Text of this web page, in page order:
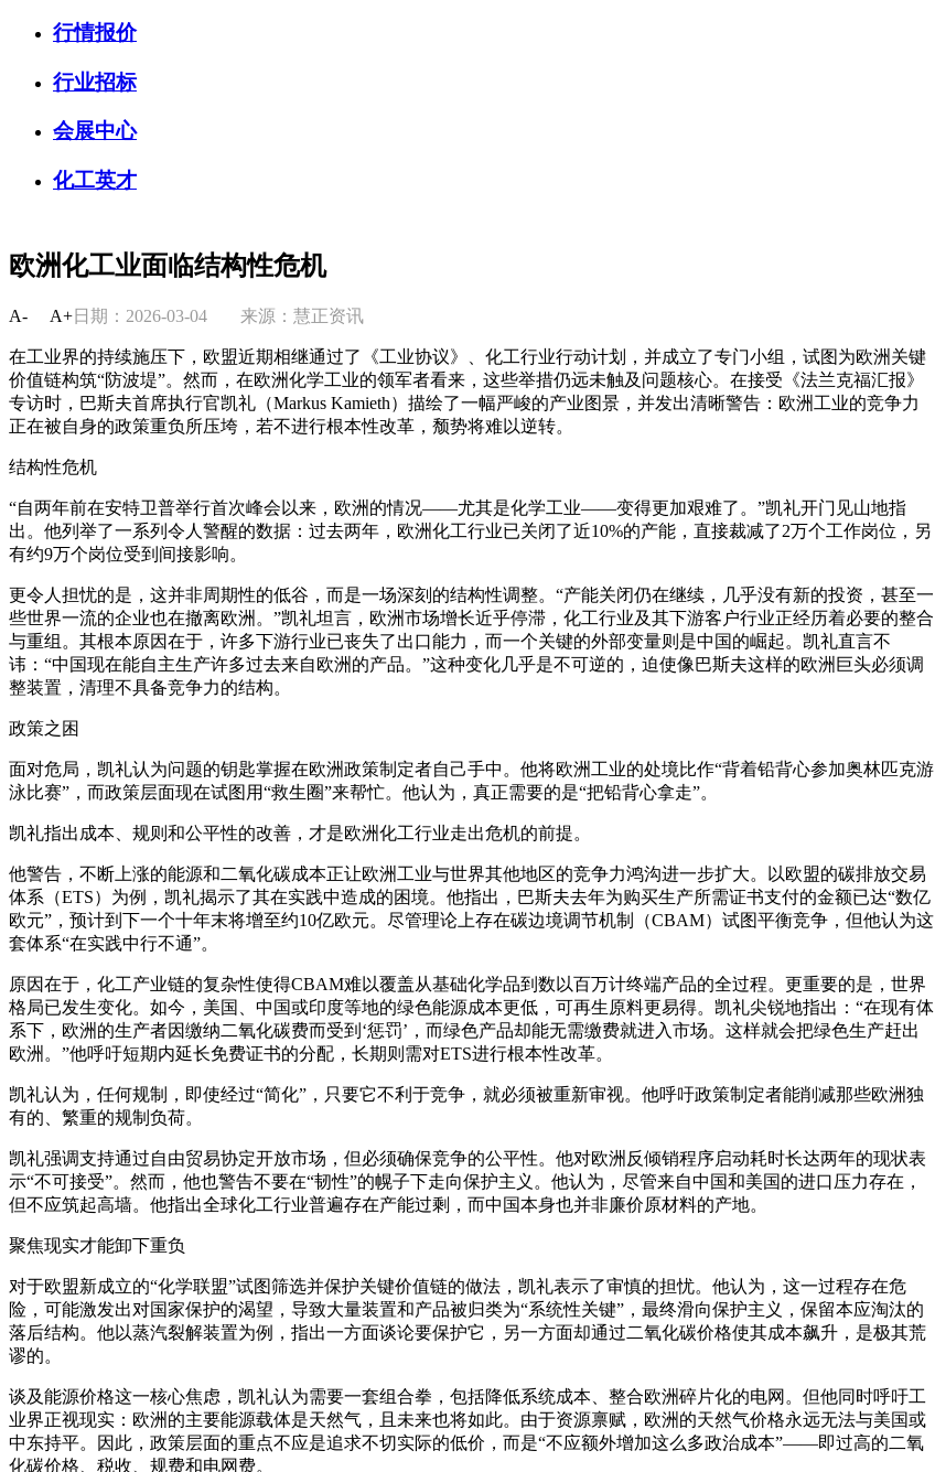
行情报价
行业招标
会展中心
化工英才
欧洲化工业面临结构性危机
A- A+日期：2026-03-04 来源：慧正资讯
在工业界的持续施压下，欧盟近期相继通过了《工业协议》、化工行业行动计划，并成立了专门小组，试图为欧洲关键
价值链构筑“防波堤”。然而，在欧洲化学工业的领军者看来，这些举措仍远未触及问题核心。在接受《法兰克福汇报》
专访时，巴斯夫首席执行官凯礼（Markus Kamieth）描绘了一幅严峻的产业图景，并发出清晰警告：欧洲工业的竞争力
正在被自身的政策重负所压垮，若不进行根本性改革，颓势将难以逆转。
结构性危机
“自两年前在安特卫普举行首次峰会以来，欧洲的情况——尤其是化学工业——变得更加艰难了。”凯礼开门见山地指
出。他列举了一系列令人警醒的数据：过去两年，欧洲化工行业已关闭了近10%的产能，直接裁减了2万个工作岗位，另
有约9万个岗位受到间接影响。
更令人担忧的是，这并非周期性的低谷，而是一场深刻的结构性调整。“产能关闭仍在继续，几乎没有新的投资，甚至一
些世界一流的企业也在撤离欧洲。”凯礼坦言，欧洲市场增长近乎停滞，化工行业及其下游客户行业正经历着必要的整合
与重组。其根本原因在于，许多下游行业已丧失了出口能力，而一个关键的外部变量则是中国的崛起。凯礼直言不
讳：“中国现在能自主生产许多过去来自欧洲的产品。”这种变化几乎是不可逆的，迫使像巴斯夫这样的欧洲巨头必须调
整装置，清理不具备竞争力的结构。
政策之困
面对危局，凯礼认为问题的钥匙掌握在欧洲政策制定者自己手中。他将欧洲工业的处境比作“背着铅背心参加奥林匹克游
泳比赛”，而政策层面现在试图用“救生圈”来帮忙。他认为，真正需要的是“把铅背心拿走”。
凯礼指出成本、规则和公平性的改善，才是欧洲化工行业走出危机的前提。
他警告，不断上涨的能源和二氧化碳成本正让欧洲工业与世界其他地区的竞争力鸿沟进一步扩大。以欧盟的碳排放交易
体系（ETS）为例，凯礼揭示了其在实践中造成的困境。他指出，巴斯夫去年为购买生产所需证书支付的金额已达“数亿
欧元”，预计到下一个十年末将增至约10亿欧元。尽管理论上存在碳边境调节机制（CBAM）试图平衡竞争，但他认为这
套体系“在实践中行不通”。
原因在于，化工产业链的复杂性使得CBAM难以覆盖从基础化学品到数以百万计终端产品的全过程。更重要的是，世界
格局已发生变化。如今，美国、中国或印度等地的绿色能源成本更低，可再生原料更易得。凯礼尖锐地指出：“在现有体
系下，欧洲的生产者因缴纳二氧化碳费而受到‘惩罚’，而绿色产品却能无需缴费就进入市场。这样就会把绿色生产赶出
欧洲。”他呼吁短期内延长免费证书的分配，长期则需对ETS进行根本性改革。
凯礼认为，任何规制，即使经过“简化”，只要它不利于竞争，就必须被重新审视。他呼吁政策制定者能削减那些欧洲独
有的、繁重的规制负荷。
凯礼强调支持通过自由贸易协定开放市场，但必须确保竞争的公平性。他对欧洲反倾销程序启动耗时长达两年的现状表
示“不可接受”。然而，他也警告不要在“韧性”的幌子下走向保护主义。他认为，尽管来自中国和美国的进口压力存在，
但不应筑起高墙。他指出全球化工行业普遍存在产能过剩，而中国本身也并非廉价原材料的产地。
聚焦现实才能卸下重负
对于欧盟新成立的“化学联盟”试图筛选并保护关键价值链的做法，凯礼表示了审慎的担忧。他认为，这一过程存在危
险，可能激发出对国家保护的渴望，导致大量装置和产品被归类为“系统性关键”，最终滑向保护主义，保留本应淘汰的
落后结构。他以蒸汽裂解装置为例，指出一方面谈论要保护它，另一方面却通过二氧化碳价格使其成本飙升，是极其荒
谬的。
谈及能源价格这一核心焦虑，凯礼认为需要一套组合拳，包括降低系统成本、整合欧洲碎片化的电网。但他同时呼吁工
业界正视现实：欧洲的主要能源载体是天然气，且未来也将如此。由于资源禀赋，欧洲的天然气价格永远无法与美国或
中东持平。因此，政策层面的重点不应是追求不切实际的低价，而是“不应额外增加这么多政治成本”——即过高的二氧
化碳价格、税收、规费和电网费。